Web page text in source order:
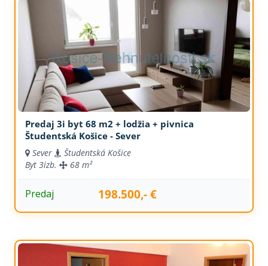
Predaj 3i byt 68 m2 + lodžia + pivnica
Študentská Košice - Sever
Sever
Študentská Košice
Byt 3izb. 68 m²
Predaj 198.500,- €